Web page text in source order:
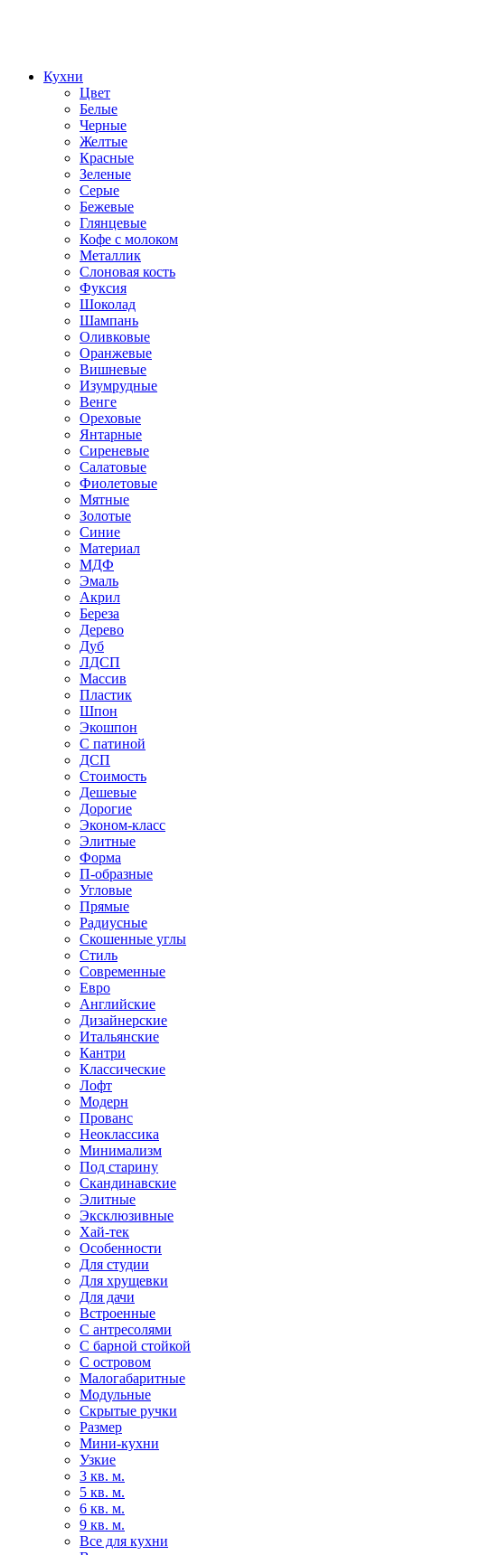
Кухни
Цвет
Белые
Черные
Желтые
Красные
Зеленые
Серые
Бежевые
Глянцевые
Кофе с молоком
Металлик
Слоновая кость
Фуксия
Шоколад
Шампань
Оливковые
Оранжевые
Вишневые
Изумрудные
Венге
Ореховые
Янтарные
Сиреневые
Салатовые
Фиолетовые
Мятные
Золотые
Синие
Материал
МДФ
Эмаль
Акрил
Береза
Дерево
Дуб
ЛДСП
Массив
Пластик
Шпон
Экошпон
С патиной
ДСП
Стоимость
Дешевые
Дорогие
Эконом-класс
Элитные
Форма
П-образные
Угловые
Прямые
Радиусные
Скошенные углы
Стиль
Современные
Евро
Английские
Дизайнерские
Итальянские
Кантри
Классические
Лофт
Модерн
Прованс
Неоклассика
Минимализм
Под старину
Скандинавские
Элитные
Эксклюзивные
Хай-тек
Особенности
Для студии
Для хрущевки
Для дачи
Встроенные
С антресолями
С барной стойкой
С островом
Малогабаритные
Модульные
Скрытые ручки
Размер
Мини-кухни
Узкие
3 кв. м.
5 кв. м.
6 кв. м.
9 кв. м.
Все для кухни